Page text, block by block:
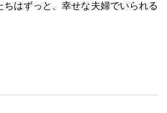
ちはずっと、幸せな夫婦でいられる